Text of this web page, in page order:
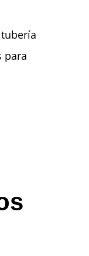
para